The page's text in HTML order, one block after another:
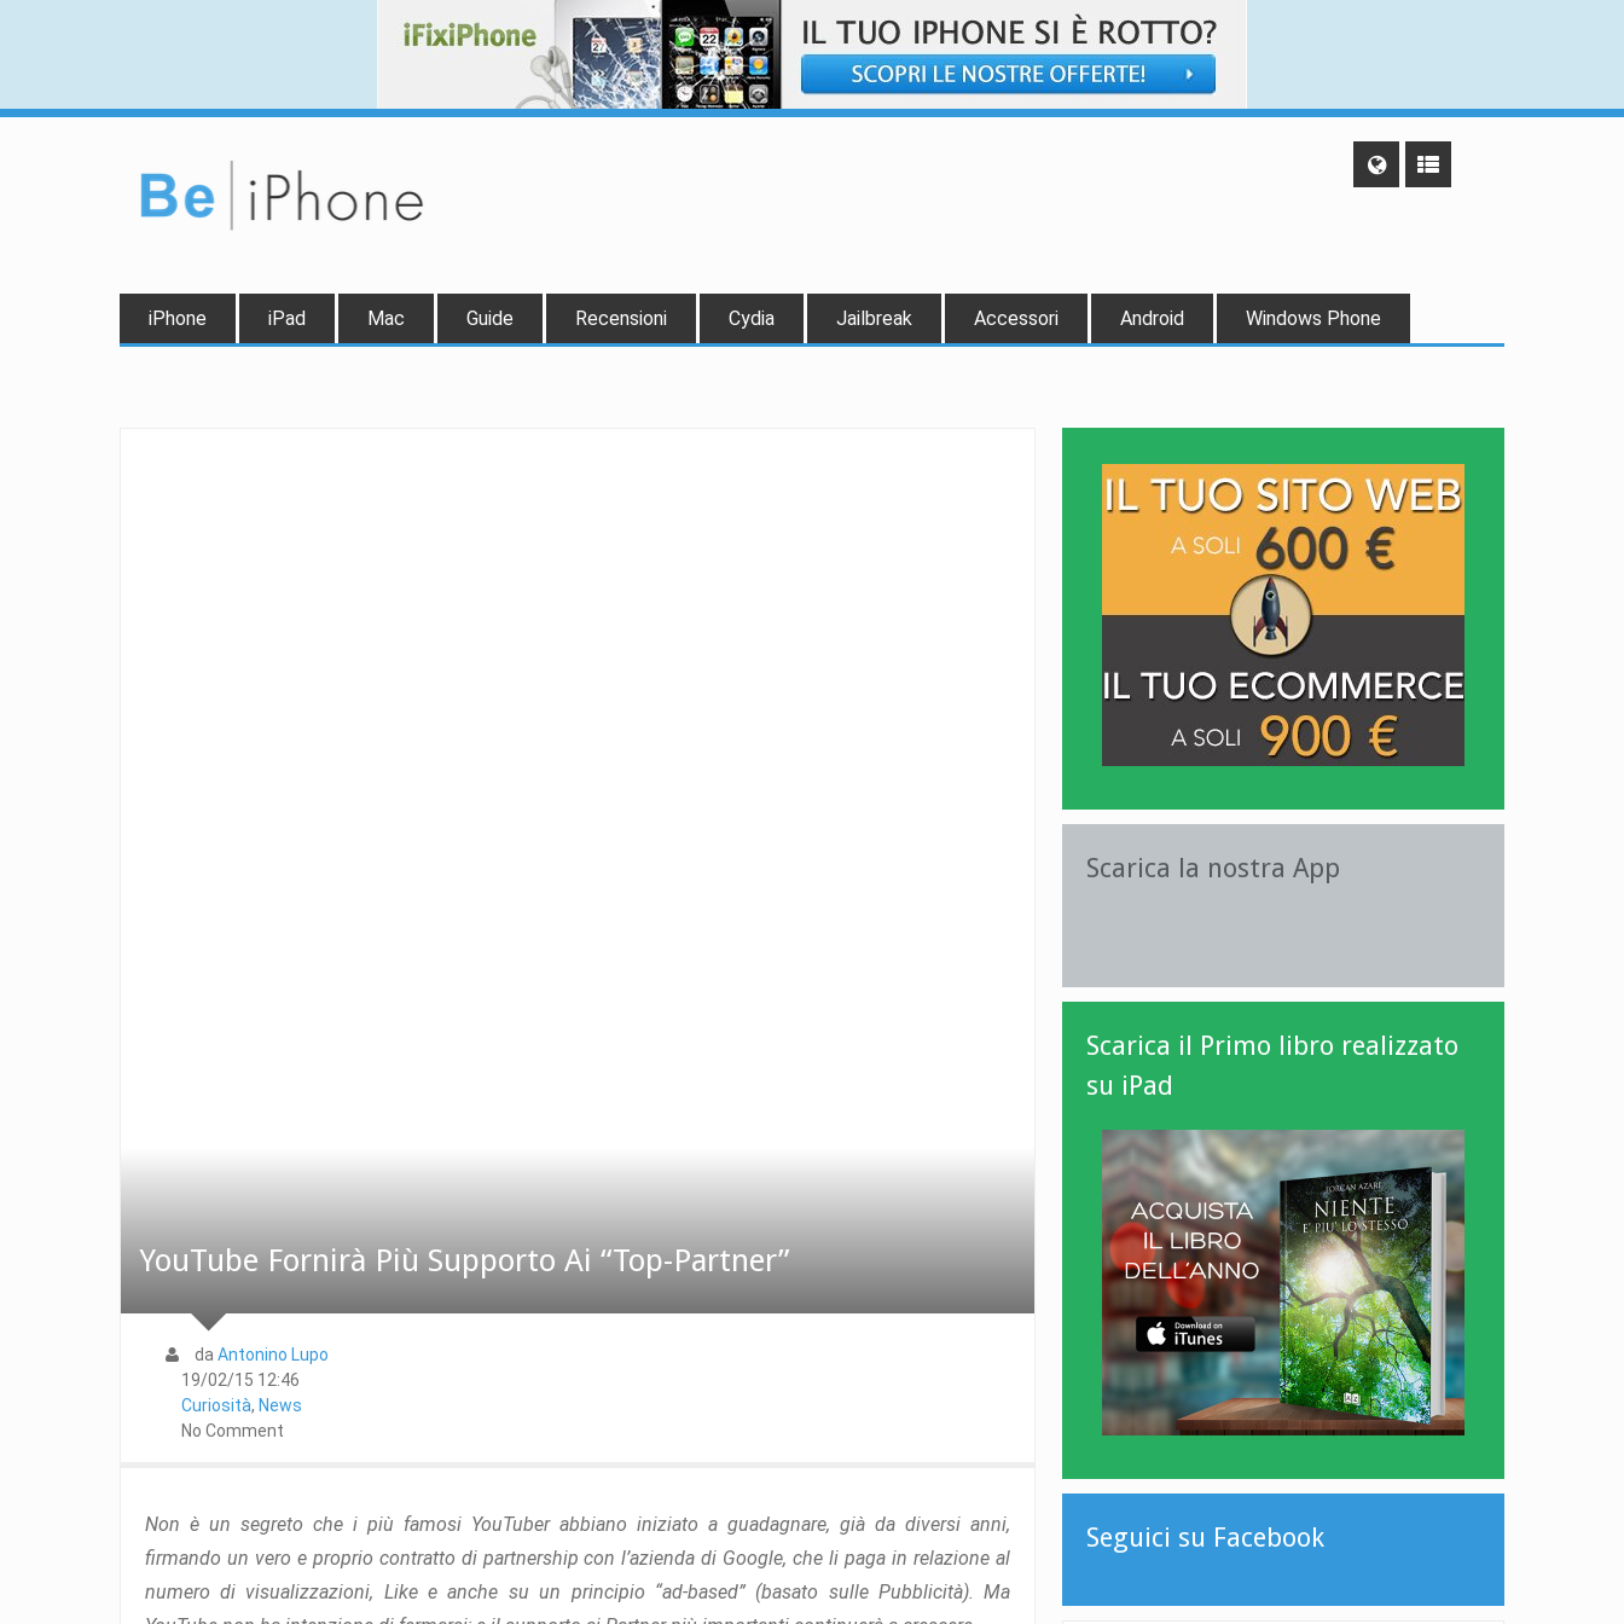
iPhone iPad Mac Guide Recensioni Cydia Jailbreak Accessori Android Windows Phone
YouTube Fornirà Più Supporto Ai “Top-Partner”
daAntonino Lupo
19/02/15 12:46
Curiosità, News
No Comment
Non è un segreto che i più famosi YouTuber abbiano iniziato a guadagnare, già da diversi anni,
firmando un vero e proprio contratto di partnership con l’azienda di Google, che li paga in relazione al
numero di visualizzazioni, Like e anche su un principio “ad-based” (basato sulle Pubblicità). Ma
Scarica la nostra App
Scarica il Primo libro realizzato
su iPad
Seguici su Facebook